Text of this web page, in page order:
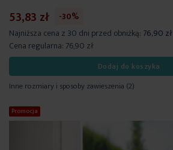
53,83 zł
-30%
Najniższa cena z 30 dni przed obniżką: 76,90 zł
Cena regularna: 76,90 zł
Dodaj do koszyka
Inne rozmiary i sposoby zawieszenia (2)
Promocja